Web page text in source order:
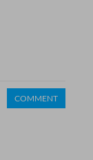
COMMENT